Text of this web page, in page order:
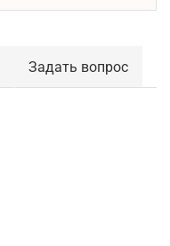
Задать вопрос